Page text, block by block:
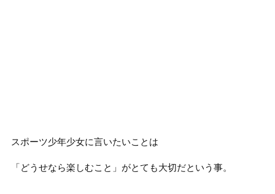
スポーツ少年少女に言いたいことは
「どうせなら楽しむこと」がとても大切だという事。